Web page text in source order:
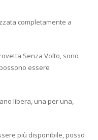
completamente a
Senza Volto, sono
essere
libera, una per una,
più disponibile, posso